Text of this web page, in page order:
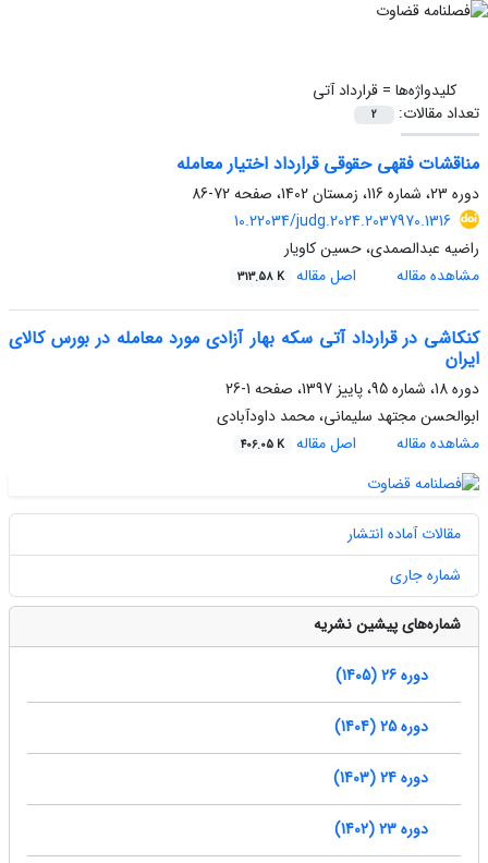
کلیدواژه‌ها =قرارداد آتی
تعداد مقالات:
2
مناقشات فقهی حقوقی قرارداد اختیار معامله
دوره 23، شماره 116، زمستان 1402، صفحه
72-86
10.22034/judg.2024.2037970.1316
راضیه عبدالصمدی، حسین کاویار
مشاهده مقاله
اصل مقاله 313.58 K
کنکاشی در قرارداد آتی سکه بهار آزادی مورد معامله در بورس کالای
ایران
دوره 18، شماره 95، پاییز 1397، صفحه
1-26
ابوالحسن مجتهد سلیمانی، محمد داودآبادی
مشاهده مقاله
اصل مقاله 406.05 K
مقالات آماده انتشار
شماره جاری
شماره‌های پیشین نشریه
دوره 26 (1405)
دوره 25 (1404)
دوره 24 (1403)
دوره 23 (1402)